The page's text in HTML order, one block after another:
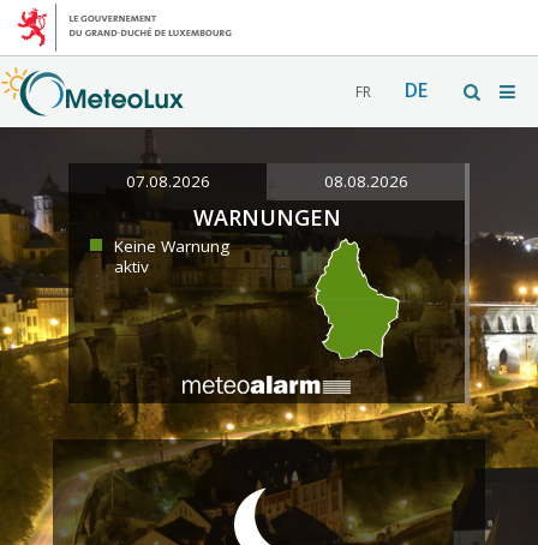
FR DE
07.08.2026 08.08.2026
WARNUNGEN
Keine Warnung
aktiv